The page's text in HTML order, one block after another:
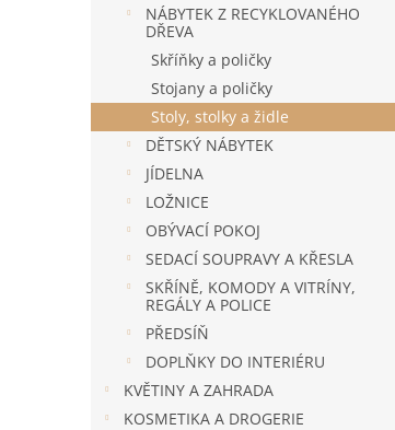
NÁBYTEK Z RECYKLOVANÉHO
DŘEVA
Skříňky a poličky
Stojany a poličky
Stoly, stolky a židle
DĚTSKÝ NÁBYTEK
JÍDELNA
LOŽNICE
OBÝVACÍ POKOJ
SEDACÍ SOUPRAVY A KŘESLA
SKŘÍNĚ, KOMODY A VITRÍNY,
REGÁLY A POLICE
PŘEDSÍŇ
DOPLŇKY DO INTERIÉRU
KVĚTINY A ZAHRADA
KOSMETIKA A DROGERIE